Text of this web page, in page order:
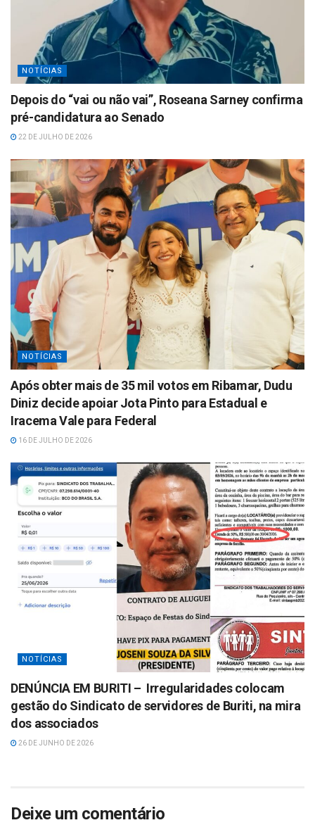
NOTÍCIAS
Depois do “vai ou não vai”, Roseana Sarney confirma
pré-candidatura ao Senado
22 DE JULHO DE 2026
NOTÍCIAS
Após obter mais de 35 mil votos em Ribamar, Dudu
Diniz decide apoiar Jota Pinto para Estadual e
Iracema Vale para Federal
16 DE JULHO DE 2026
NOTÍCIAS
DENÚNCIA EM BURITI – Irregularidades colocam
gestão do Sindicato de servidores de Buriti, na mira
dos associados
26 DE JUNHO DE 2026
Deixe um comentário